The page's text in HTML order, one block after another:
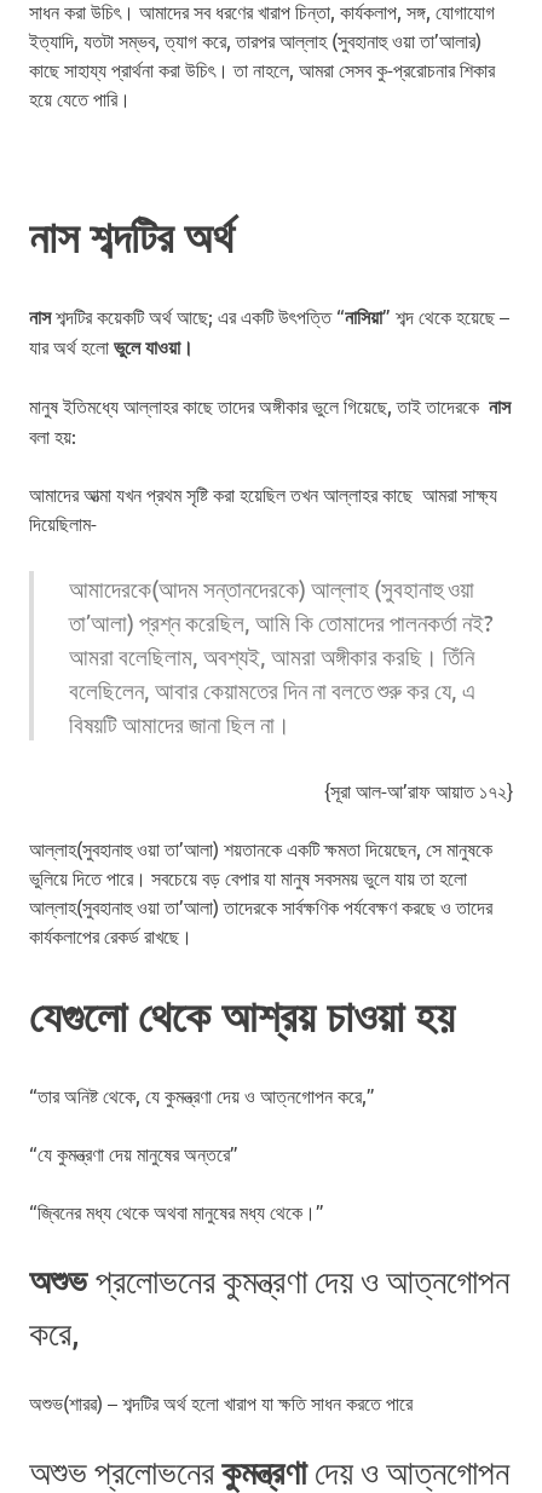
সাধন করা উচিৎ। আমাদের সব ধরণের খারাপ চিন্তা, কার্যকলাপ, সঙ্গ, যোগাযোগ
ইত্যাদি, যতটা সম্ভব, ত্যাগ করে, তারপর আল্লাহ (সুবহানাহু ওয়া তা’আলার)
কাছে সাহায্য প্রার্থনা করা উচিৎ। তা নাহলে, আমরা সেসব কু-প্ররোচনার শিকার
হয়ে যেতে পারি।
নাস শব্দটির অর্থ
নাসশব্দটির কয়েকটি অর্থ আছে; এর একটি উৎপত্তি “নাসিয়া” শব্দ থেকে হয়েছে –
যার অর্থ হলো ভুলে যাওয়া।
মানুষ ইতিমধ্যে আল্লাহর কাছে তাদের অঙ্গীকার ভুলে গিয়েছে, তাই তাদেরকে নাস
বলা হয়:
আমাদের আত্মা যখন প্রথম সৃষ্টি করা হয়েছিল তখন আল্লাহর কাছে আমরা সাক্ষ্য
দিয়েছিলাম-
আমাদেরকে(আদম সন্তানদেরকে) আল্লাহ (সুবহানাহু ওয়া
তা’আলা) প্রশ্ন করেছিল, আমি কি তোমাদের পালনকর্তা নই?
আমরা বলেছিলাম, অবশ্যই, আমরা অঙ্গীকার করছি। তিঁনি
বলেছিলেন, আবার কেয়ামতের দিন না বলতে শুরু কর যে, এ
বিষয়টি আমাদের জানা ছিল না।
{সূরা আল-আ’রাফ আয়াত ১৭২}
আল্লাহ(সুবহানাহু ওয়া তা’আলা) শয়তানকে একটি ক্ষমতা দিয়েছেন, সে মানুষকে
ভুলিয়ে দিতে পারে। সবচেয়ে বড় বেপার যা মানুষ সবসময় ভুলে যায় তা হলো
আল্লাহ(সুবহানাহু ওয়া তা’আলা) তাদেরকে সার্বক্ষণিক পর্যবেক্ষণ করছে ও তাদের
কার্যকলাপের রেকর্ড রাখছে।
যেগুলো থেকে আশ্রয় চাওয়া হয়
“তার অনিষ্ট থেকে, যে কুমন্ত্রণা দেয় ও আত্নগোপন করে,”
“যে কুমন্ত্রণা দেয় মানুষের অন্তরে”
“জ্বিনের মধ্য থেকে অথবা মানুষের মধ্য থেকে।”
অশুভপ্রলোভনের কুমন্ত্রণা দেয় ও আত্নগোপন
করে,
অশুভ(শারৱ) – শব্দটির অর্থ হলো খারাপ যা ক্ষতি সাধন করতে পারে
অশুভ প্রলোভনেরকুমন্ত্রণাদেয় ও আত্নগোপন